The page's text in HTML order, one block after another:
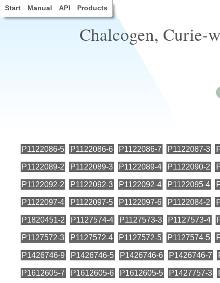
Start Manual API Products
Chalcogen, Curie-
P1122086-5 P1122086-6 P1122086-7 P1122087-3
P1122089-2 P1122089-3 P1122089-4 P1122090-2
P1122092-2 P1122092-3 P1122092-4 P1122095-4
P1122097-4 P1122097-5 P1122097-6 P1122084-2
P1820451-2 P1127574-4 P1127573-3 P1127573-4
P1127572-3 P1127572-4 P1127572-5 P1127574-5
P1426746-9 P1426746-5 P1426746-6 P1426746-7
P1612605-7 P1612605-6 P1612605-5 P1427757-3